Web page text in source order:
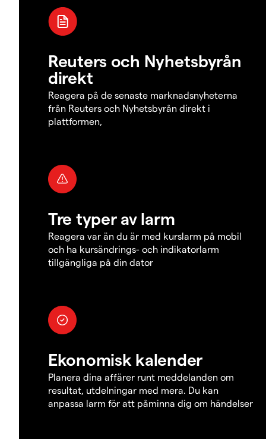
Reuters och Nyhetsbyrån
direkt
Reagera på de senaste marknadsnyheterna
från Reuters och Nyhetsbyrån direkt i
plattformen,
Tre typer av larm
Reagera var än du är med kurslarm på mobil
och ha kursändrings- och indikatorlarm
tillgängliga på din dator
Ekonomisk kalender
Planera dina affärer runt meddelanden om
resultat, utdelningar med mera. Du kan
anpassa larm för att påminna dig om händelser